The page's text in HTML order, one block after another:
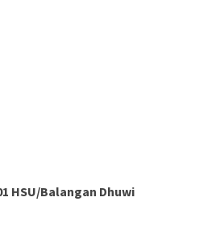
HSU/Balangan Dhuwi